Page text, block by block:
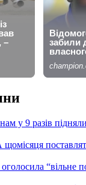
у 9 разів
оголосила “вільне